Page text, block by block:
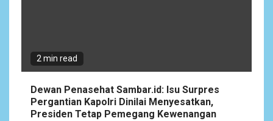
2 min read
Dewan Penasehat Sambar.id: Isu Surpres
Pergantian Kapolri Dinilai Menyesatkan,
Presiden Tetap Pemegang Kewenangan